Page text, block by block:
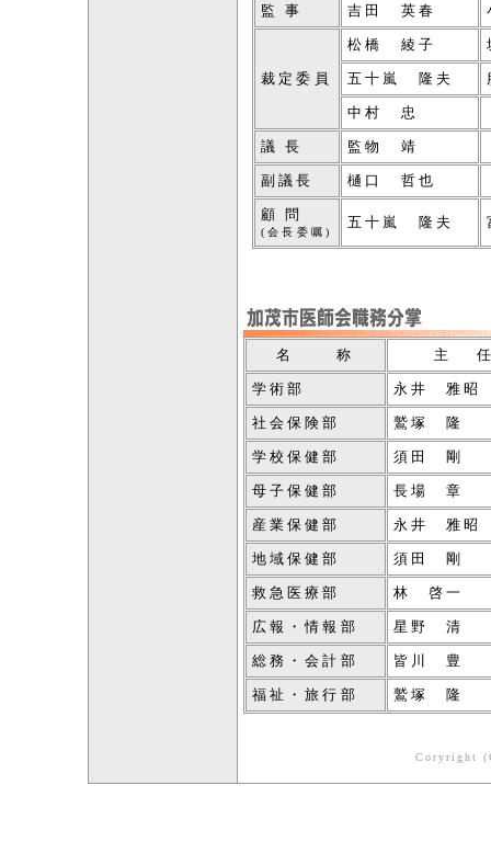
監 事 吉田 英春
裁定委員
松橋 綾子
五十嵐 隆夫
中村 忠
議 長 監物 靖
副議長 樋口 哲也
顧 問
(会長委嘱)
五十嵐 隆夫
名 称 主
学術部 永井 雅昭
社会保険部 鷲塚 隆
学校保健部 須田 剛
母子保健部 長場 章
産業保健部 永井 雅昭
地域保健部 須田 剛
救急医療部 林 啓一
広報・情報部 星野 清
総務・会計部 皆川 豊
福祉・旅行部 鷲塚 隆
Coryright